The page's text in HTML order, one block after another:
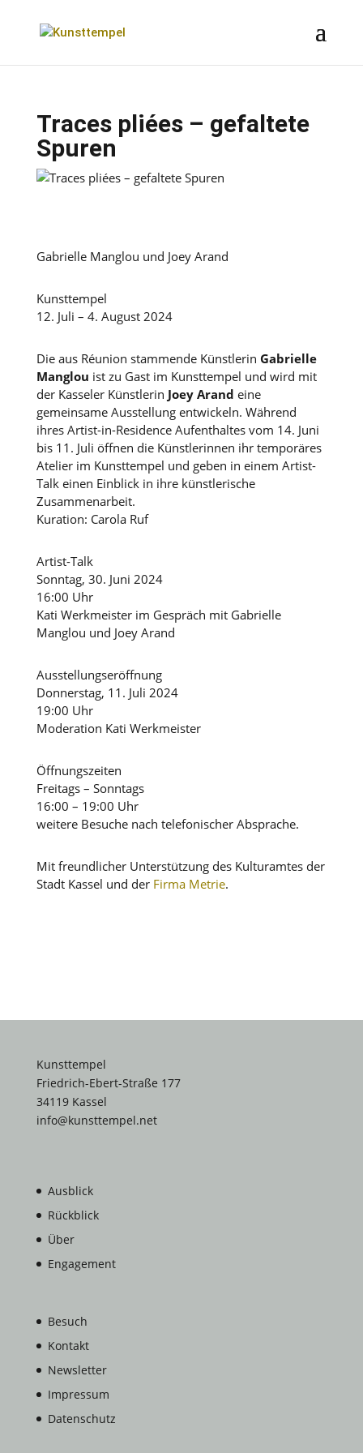
Traces pliées – gefaltete
Spuren
Gabrielle Manglou und Joey Arand
Kunsttempel
12. Juli – 4. August 2024
Die aus Réunion stammende Künstlerin Gabrielle
Manglou ist zu Gast im Kunsttempel und wird mit
der Kasseler Künstlerin Joey Arand eine
gemeinsame Ausstellung entwickeln. Während
ihres Artist-in-Residence Aufenthaltes vom 14. Juni
bis 11. Juli öffnen die Künstlerinnen ihr temporäres
Atelier im Kunsttempel und geben in einem Artist-
Talk einen Einblick in ihre künstlerische
Zusammenarbeit.
Kuration: Carola Ruf
Artist-Talk
Sonntag, 30. Juni 2024
16:00 Uhr
Kati Werkmeister im Gespräch mit Gabrielle
Manglou und Joey Arand
Ausstellungseröffnung
Donnerstag, 11. Juli 2024
19:00 Uhr
Moderation Kati Werkmeister
Öffnungszeiten
Freitags – Sonntags
16:00 – 19:00 Uhr
weitere Besuche nach telefonischer Absprache.
Mit freundlicher Unterstützung des Kulturamtes der
Stadt Kassel und der Firma Metrie.
Kunsttempel
Friedrich-Ebert-Straße 177
34119 Kassel
info@kunsttempel.net
Ausblick
Rückblick
Über
Engagement
Besuch
Kontakt
Newsletter
Impressum
Datenschutz